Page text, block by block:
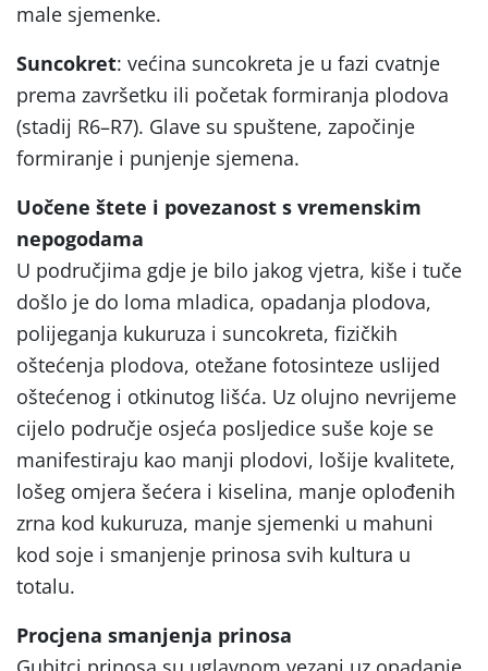
male sjemenke.
Suncokret: većina suncokreta je u fazi cvatnje
prema završetku ili početak formiranja plodova
(stadij R6–R7). Glave su spuštene, započinje
formiranje i punjenje sjemena.
Uočene štete i povezanost s vremenskim
nepogodama
U područjima gdje je bilo jakog vjetra, kiše i tuče
došlo je do loma mladica, opadanja plodova,
polijeganja kukuruza i suncokreta, fizičkih
oštećenja plodova, otežane fotosinteze uslijed
oštećenog i otkinutog lišća. Uz olujno nevrijeme
cijelo područje osjeća posljedice suše koje se
manifestiraju kao manji plodovi, lošije kvalitete,
lošeg omjera šećera i kiselina, manje oplođenih
zrna kod kukuruza, manje sjemenki u mahuni
kod soje i smanjenje prinosa svih kultura u
totalu.
Procjena smanjenja prinosa